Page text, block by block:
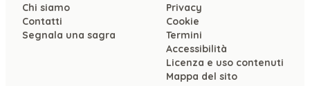
Chi siamo
Contatti
Segnala una sagra
Privacy
Cookie
Termini
Accessibilità
Licenza e uso contenuti
Mappa del sito